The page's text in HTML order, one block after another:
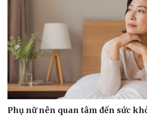
Phụ nữ nên quan tâm đến sức